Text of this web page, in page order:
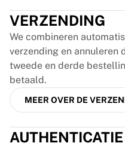
Mijn collectie
VERZENDING
We combineren
verzending en annuleren
tweede en derde
betaald.
MEER OVER DE
AUTHENTICATIE